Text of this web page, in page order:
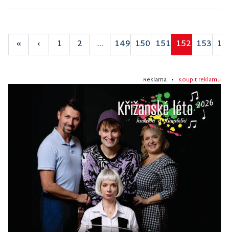
« ‹ 1 2 ... 149 150 151 152 153
Reklama • Koupit reklamu